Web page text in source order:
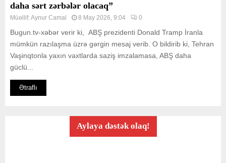
daha sərt zərbələr olacaq”
Müəllif:Aynur Camal 8 May 2026, 9:04 0
Bugun.tv-xəbər verir ki, ABŞ prezidenti Donald Tramp İranla
mümkün razılaşma üzrə gərgin mesaj verib. O bildirib ki, Tehran
Vaşinqtonla yaxın vaxtlarda saziş imzalamasa, ABŞ daha
güclü...
Ətraflı
Aylaya dəstək olaq!